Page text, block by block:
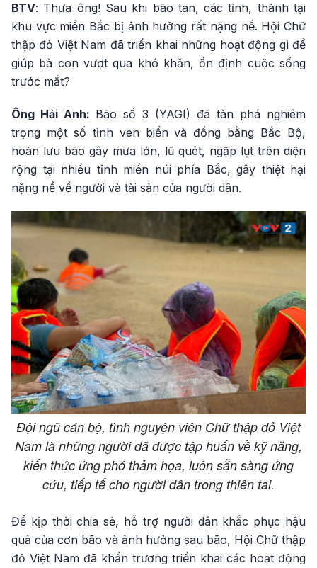
BTV: Thưa ông! Sau khi bão tan, các tỉnh, thành tại
khu vực miền Bắc bị ảnh hưởng rất nặng nề. Hội Chữ
thập đỏ Việt Nam đã triển khai những hoạt động gì để
giúp bà con vượt qua khó khăn, ổn định cuộc sống
trước mắt?
Ông Hải Anh: Bão số 3 (YAGI) đã tàn phá nghiêm
trọng một số tỉnh ven biển và đồng bằng Bắc Bộ,
hoàn lưu bão gây mưa lớn, lũ quét, ngập lụt trên diện
rộng tại nhiều tỉnh miền núi phía Bắc, gây thiệt hại
nặng nề về người và tài sản của người dân.
Đội ngũ cán bộ, tình nguyện viên Chữ thập đỏ Việt
Nam là những người đã được tập huấn về kỹ năng,
kiến thức ứng phó thảm họa, luôn sẵn sàng ứng
cứu, tiếp tế cho người dân trong thiên tai.
Để kịp thời chia sẻ, hỗ trợ người dân khắc phục hậu
quả của cơn bão và ảnh hưởng sau bão, Hội Chữ thập
đỏ Việt Nam đã khẩn trương triển khai các hoạt động